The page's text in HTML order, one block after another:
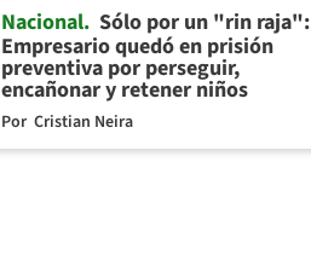
Nacional Sólo por un "rin raja":
Empresario quedó en prisión
preventiva por perseguir,
encañonar y retener niños
Por Cristian Neira